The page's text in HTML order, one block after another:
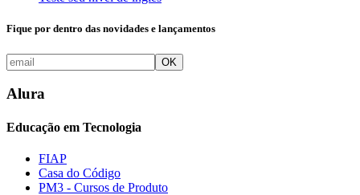
Fique por dentro das novidades e lançamentos
OK
Alura
Educação em Tecnologia
FIAP
Casa do Código
PM3 - Cursos de Produto